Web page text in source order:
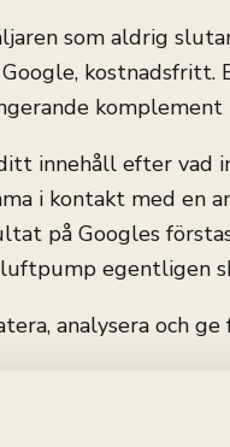
som aldrig
innehåll efter vad
i kontakt med en
på Googles
egentligen
analysera och